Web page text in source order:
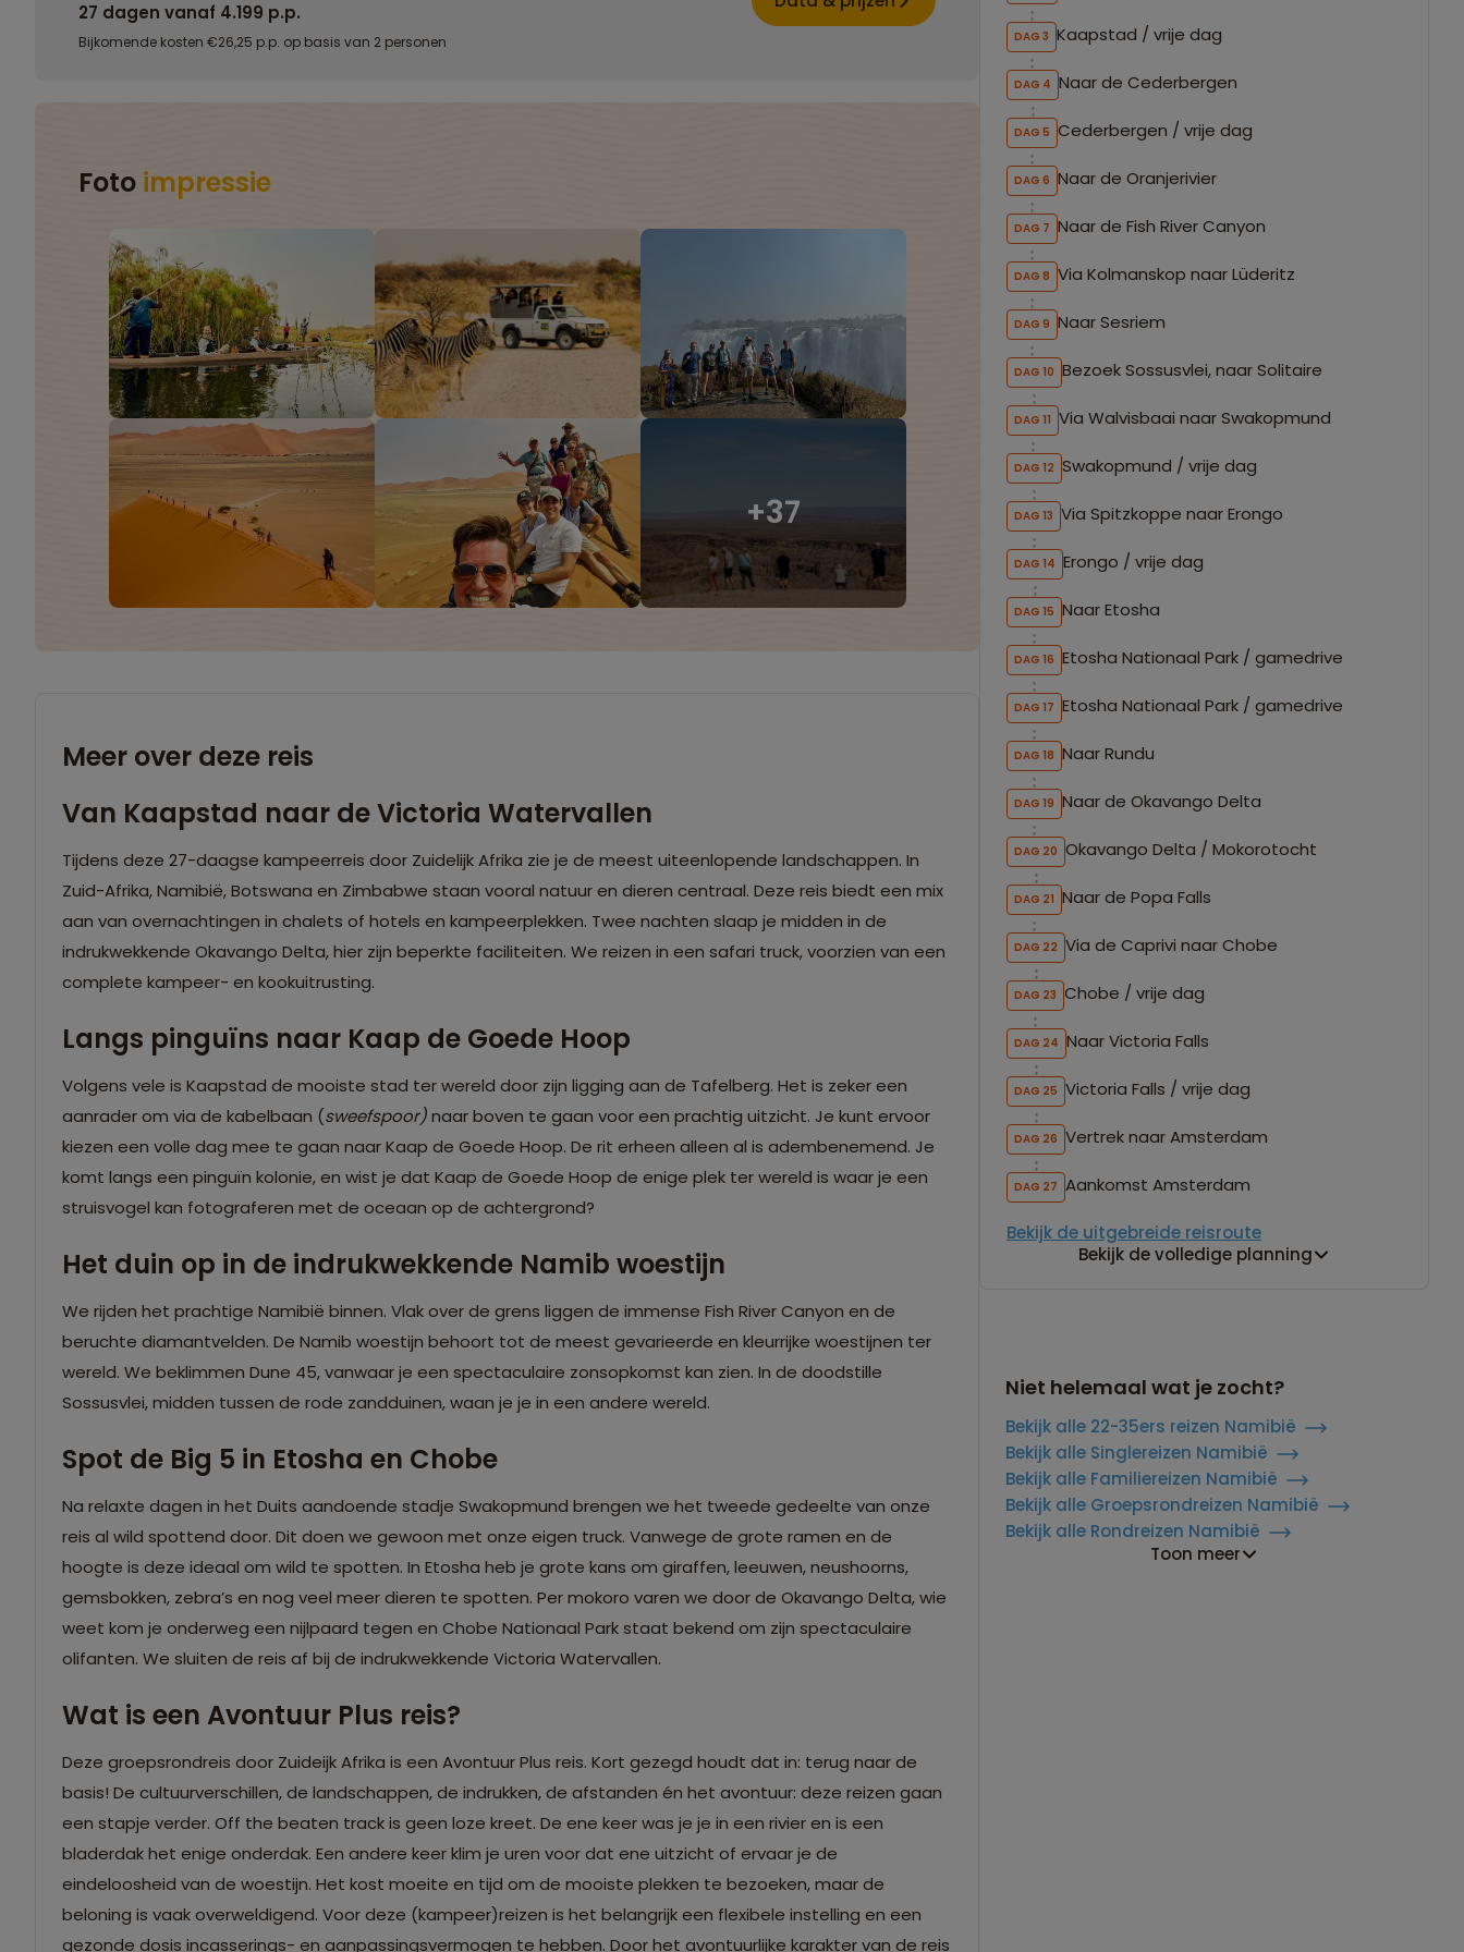
27 dagen vanaf 4.199 p.p.
Bijkomende kosten €26,25 p.p. op basis van 2 personen
Foto impressie
Meer over deze reis
Van Kaapstad naar de Victoria Watervallen
Tijdens deze 27-daagse kampeerreis door Zuidelijk Afrika zie je de meest uiteenlopende landschappen. In
Zuid-Afrika, Namibië, Botswana en Zimbabwe staan vooral natuur en dieren centraal. Deze reis biedt een mix
aan van overnachtingen in chalets of hotels en kampeerplekken. Twee nachten slaap je midden in de
indrukwekkende Okavango Delta, hier zijn beperkte faciliteiten. We reizen in een safari truck, voorzien van een
complete kampeer- en kookuitrusting.
Langs pinguïns naar Kaap de Goede Hoop
Volgens vele is Kaapstad de mooiste stad ter wereld door zijn ligging aan de Tafelberg. Het is zeker een
aanrader om via de kabelbaan (sweefspoor)naar boven te gaan voor een prachtig uitzicht. Je kunt ervoor
kiezen een volle dag mee te gaan naar Kaap de Goede Hoop. De rit erheen alleen al is adembenemend. Je
komt langs een pinguïn kolonie, en wist je dat Kaap de Goede Hoop de enige plek ter wereld is waar je een
struisvogel kan fotograferen met de oceaan op de achtergrond?
Het duin op in de indrukwekkende Namib woestijn
We rijden het prachtige Namibië binnen. Vlak over de grens liggen de immense Fish River Canyon en de
beruchte diamantvelden. De Namib woestijn behoort tot de meest gevarieerde en kleurrijke woestijnen ter
wereld. We beklimmen Dune 45, vanwaar je een spectaculaire zonsopkomst kan zien. In de doodstille
Sossusvlei, midden tussen de rode zandduinen, waan je je in een andere wereld.
Spot de Big 5 in Etosha en Chobe
Na relaxte dagen in het Duits aandoende stadje Swakopmund brengen we het tweede gedeelte van onze
reis al wild spottend door. Dit doen we gewoon met onze eigen truck. Vanwege de grote ramen en de
hoogte is deze ideaal om wild te spotten. In Etosha heb je grote kans om giraffen, leeuwen, neushoorns,
gemsbokken, zebra’s en nog veel meer dieren te spotten. Per mokoro varen we door de Okavango Delta, wie
weet kom je onderweg een nijlpaard tegen en Chobe Nationaal Park staat bekend om zijn spectaculaire
olifanten. We sluiten de reis af bij de indrukwekkende Victoria Watervallen.
Wat is een Avontuur Plus reis?
Deze groepsrondreis door Zuideijk Afrika is een Avontuur Plus reis. Kort gezegd houdt dat in: terug naar de
basis! De cultuurverschillen, de landschappen, de indrukken, de afstanden én het avontuur: deze reizen gaan
een stapje verder. Off the beaten track is geen loze kreet. De ene keer was je je in een rivier en is een
bladerdak het enige onderdak. Een andere keer klim je uren voor dat ene uitzicht of ervaar je de
eindeloosheid van de woestijn. Het kost moeite en tijd om de mooiste plekken te bezoeken, maar de
beloning is vaak overweldigend. Voor deze (kampeer)reizen is het belangrijk een flexibele instelling en een
gezonde dosis incasserings- en aanpassingsvermogen te hebben. Door het avontuurlijke karakter van de reis
DAG 3 Kaapstad / vrije dag
DAG 4 Naar de Cederbergen
DAG 5 Cederbergen / vrije dag
DAG 6 Naar de Oranjerivier
DAG 7 Naar de Fish River Canyon
DAG 8 Via Kolmanskop naar Lüderitz
DAG 9 Naar Sesriem
DAG 10 Bezoek Sossusvlei, naar Solitaire
DAG 11 Via Walvisbaai naar Swakopmund
DAG 12 Swakopmund / vrije dag
DAG 13 Via Spitzkoppe naar Erongo
DAG 14 Erongo / vrije dag
DAG 15 Naar Etosha
DAG 16 Etosha Nationaal Park / gamedrive
DAG 17 Etosha Nationaal Park / gamedrive
DAG 18 Naar Rundu
DAG 19 Naar de Okavango Delta
DAG 20 Okavango Delta / Mokorotocht
DAG 21 Naar de Popa Falls
DAG 22 Via de Caprivi naar Chobe
DAG 23 Chobe / vrije dag
DAG 24 Naar Victoria Falls
DAG 25 Victoria Falls / vrije dag
DAG 26 Vertrek naar Amsterdam
DAG 27 Aankomst Amsterdam
Bekijk de uitgebreide reisroute
Bekijk de volledige planning
Niet helemaal wat je zocht?
Bekijk alle 22-35ers reizen Namibië
Bekijk alle Singlereizen Namibië
Bekijk alle Familiereizen Namibië
Bekijk alle Groepsrondreizen Namibië
Bekijk alle Rondreizen Namibië
Toon meer